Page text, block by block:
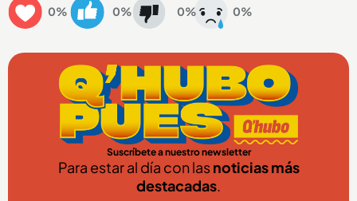
0% 0% 0% 0%
Suscríbete a nuestro newsletter
Para estar al día con lasnoticias más
destacadas.